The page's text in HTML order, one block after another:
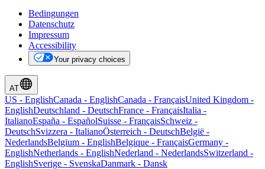
Bedingungen
Datenschutz
Impressum
Accessibility
Your privacy choices
AT
US - EnglishCanada - EnglishCanada - FrançaisUnited Kingdom -
EnglishDeutschland - DeutschFrance - FrançaisItalia -
ItalianoEspaña - EspañolSuisse - FrançaisSchweiz -
DeutschSvizzera - ItalianoÖsterreich - DeutschBelgië -
NederlandsBelgium - EnglishBelgique - FrançaisGermany -
EnglishNetherlands - EnglishNederland - NederlandsSwitzerland -
EnglishSverige - SvenskaDanmark - Dansk